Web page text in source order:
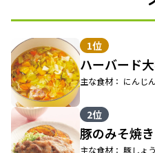
1位
ハーバード
主な食材： にんじ
2位
豚のみそ焼き
主な食材： 豚しょ